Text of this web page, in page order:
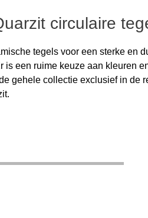
circulaire
tegels voor een sterke en
een ruime keuze aan kleuren
gehele collectie exclusief in de